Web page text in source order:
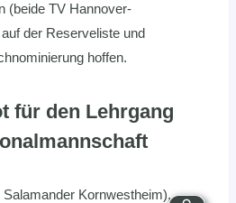
(beide TV Hannover-
der Reserveliste und
hoffen.
für den Lehrgang
Kornwestheim),